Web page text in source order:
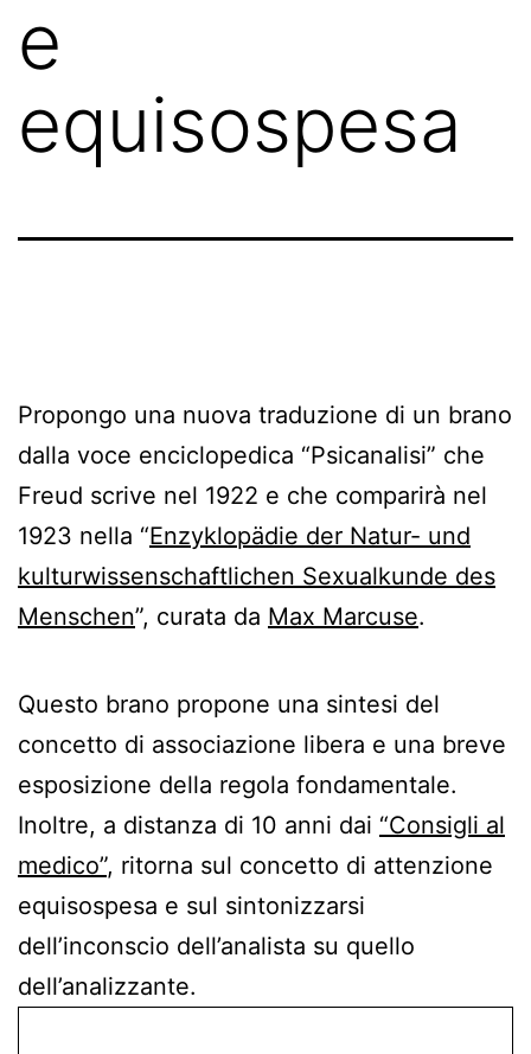
e
equisospesa
Propongo una nuova traduzione di un brano
dalla voce enciclopedica “Psicanalisi” che
Freud scrive nel 1922 e che comparirà nel
1923 nella “Enzyklopädie der Natur- und
kulturwissenschaftlichen Sexualkunde des
Menschen”, curata da Max Marcuse.
Questo brano propone una sintesi del
concetto di associazione libera e una breve
esposizione della regola fondamentale.
Inoltre, a distanza di 10 anni dai “Consigli al
medico”, ritorna sul concetto di attenzione
equisospesa e sul sintonizzarsi
dell’inconscio dell’analista su quello
dell’analizzante.